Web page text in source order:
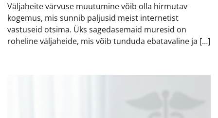
Väljaheite värvuse muutumine võib olla hirmutav
kogemus, mis sunnib paljusid meist internetist
vastuseid otsima. Üks sagedasemaid muresid on
roheline väljaheide, mis võib tunduda ebatavaline ja […]